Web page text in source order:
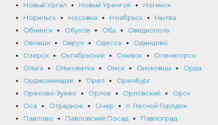
Новый Ургал
Новый Уренгой
Ногинск
Норильск
Носовка Ноябрьск
Нытва
Обнинск
Обухов Обь
Овидиополь
Овлаши
Овруч Одесса
Одинцово
Озерск
Октябрьский Олевск
Оленегорск
Ольга
Ольховатка Омск Оноковцы
Орда
Орджоникидзе
Орел
Оренбург
Орехово-Зуево
Орлов Орловский
Орск
Оса
Отрадное Очер
п. Лесной Городок
Павлово
Павловский Посад
Павлоград